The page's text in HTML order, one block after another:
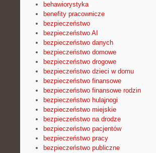
behawiorystyka
benefity pracownicze
bezpieczeństwo
bezpieczeństwo AI
bezpieczeństwo danych
bezpieczeństwo domowe
bezpieczeństwo drogowe
bezpieczeństwo dzieci w domu
bezpieczeństwo finansowe
bezpieczeństwo finansowe rodzin
bezpieczeństwo hulajnogi
bezpieczeństwo miejskie
bezpieczeństwo na drodze
bezpieczeństwo pacjentów
bezpieczeństwo pracy
bezpieczeństwo publiczne